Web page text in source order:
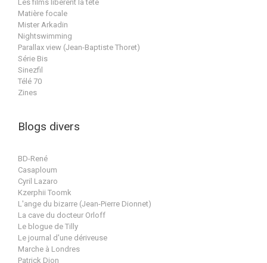
Les films libèrent la tête
Matière focale
Mister Arkadin
Nightswimming
Parallax view (Jean-Baptiste Thoret)
Série Bis
Sinezfil
Télé 70
Zines
Blogs divers
BD-René
Casaploum
Cyril Lazaro
Kzerphii Toomk
L'ange du bizarre (Jean-Pierre Dionnet)
La cave du docteur Orloff
Le blogue de Tilly
Le journal d'une dériveuse
Marche à Londres
Patrick Dion